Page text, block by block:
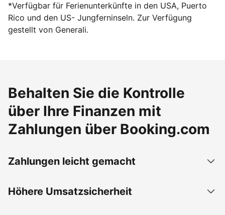
*Verfügbar für Ferienunterkünfte in den USA, Puerto
Rico und den US- Jungferninseln. Zur Verfügung
gestellt von Generali.
Behalten Sie die Kontrolle
über Ihre Finanzen mit
Zahlungen über Booking.com
Zahlungen leicht gemacht
Höhere Umsatzsicherheit